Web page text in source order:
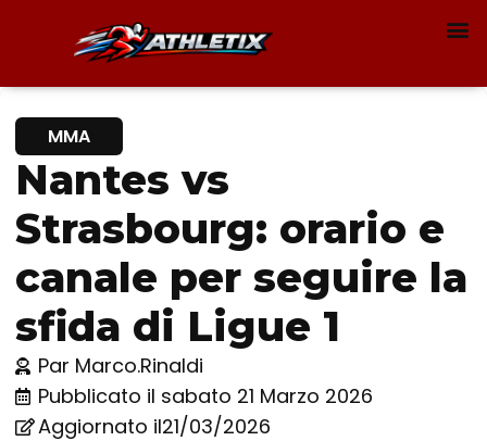
MMA
Nantes vs
Strasbourg: orario e
canale per seguire la
sfida di Ligue 1
Par Marco.Rinaldi
Pubblicato il sabato 21 Marzo 2026
Aggiornato il21/03/2026